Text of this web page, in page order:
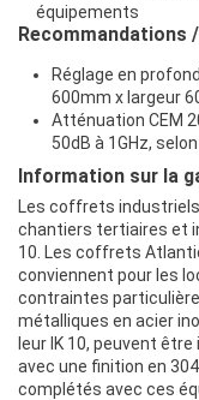
équipements
Recommandations
Réglage en
600mm x largeur
Atténuation CEM
50dB à 1GHz,
Information sur la
Les coffrets
chantiers tertiaires et
10. Les coffrets
conviennent pour les
contraintes
métalliques en acier
leur IK 10, peuvent
avec une finition en
complétés avec ces